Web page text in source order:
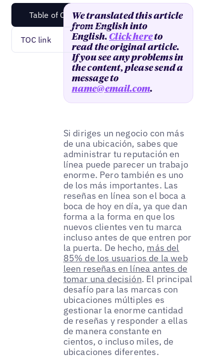
Table of Content
TOC link
We translated this article
from English into
English.Click hereto
read the original article.
If you see any problems in
the content, please send a
message to
name@email.com.
Si diriges un negocio con más
de una ubicación, sabes que
administrar tu reputación en
línea puede parecer un trabajo
enorme. Pero también es uno
de los más importantes. Las
reseñas en línea son el boca a
boca de hoy en día, ya que dan
forma a la forma en que los
nuevos clientes ven tu marca
incluso antes de que entren por
la puerta. De hecho, más del
85% de los usuarios de la web
leen reseñas en línea antes de
tomar una decisión. El principal
desafío para las marcas con
ubicaciones múltiples es
gestionar la enorme cantidad
de reseñas y responder a ellas
de manera constante en
cientos, o incluso miles, de
ubicaciones diferentes.